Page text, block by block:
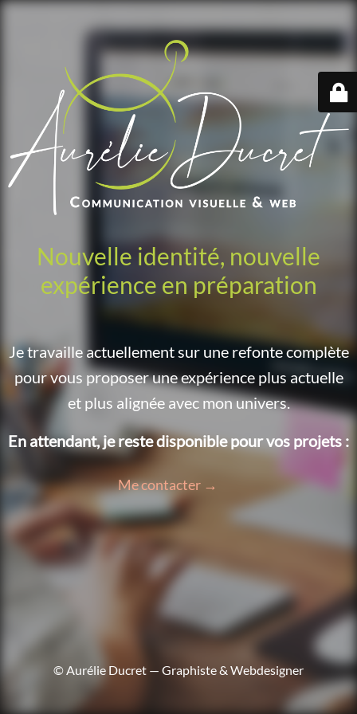
Nouvelle identité, nouvelle
expérience en préparation
Je travaille actuellement sur une refonte complète
pour vous proposer une expérience plus actuelle
et plus alignée avec mon univers.
En attendant, je reste disponible pour vos projets :
Me contacter →
© Aurélie Ducret — Graphiste & Webdesigner